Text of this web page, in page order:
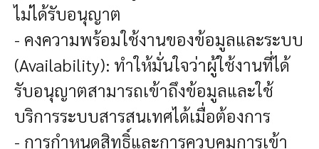
ไม่ได้รับอนุญาต
- คงความพร้อมใช้งานของข้อมูลและระบบ
(Availability): ทำให้มั่นใจว่าผู้ใช้งานที่ได้
รับอนุญาตสามารถเข้าถึงข้อมูลและใช้
บริการระบบสารสนเทศได้เมื่อต้องการ
- การกำหนดสิทธิ์และการควบคุมการเข้า